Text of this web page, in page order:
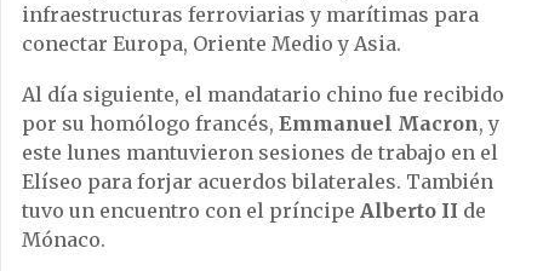
infraestructuras ferroviarias y marítimas para
conectar Europa, Oriente Medio y Asia.
Al día siguiente, el mandatario chino fue recibido
por su homólogo francés, Emmanuel Macron, y
este lunes mantuvieron sesiones de trabajo en el
Elíseo para forjar acuerdos bilaterales. También
tuvo un encuentro con el príncipe Alberto II de
Mónaco.